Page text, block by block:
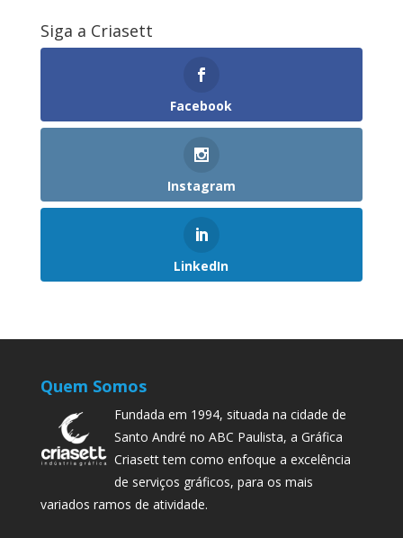
Siga a Criasett
Facebook
Instagram
LinkedIn
Quem Somos
Fundada em 1994, situada na cidade de
Santo André no ABC Paulista, a Gráfica
Criasett tem como enfoque a excelência
de serviços gráficos, para os mais
variados ramos de atividade.